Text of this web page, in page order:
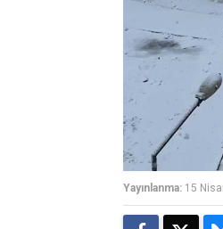
Yayınlanma: 15